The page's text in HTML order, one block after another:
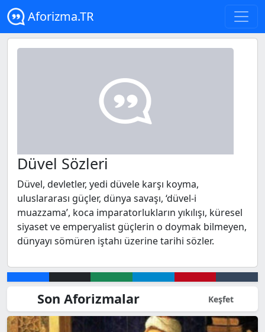
Aforizma.TR
Düvel Sözleri
Düvel, devletler, yedi düvele karşı koyma,
uluslararası güçler, dünya savaşı, ‘düvel-i
muazzama’, koca imparatorlukların yıkılışı, küresel
siyaset ve emperyalist güçlerin o doymak bilmeyen,
dünyayı sömüren iştahı üzerine tarihi sözler.
Son Aforizmalar Keşfet